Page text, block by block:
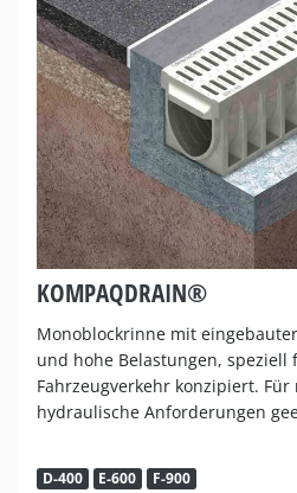
KOMPAQDRAIN®
Monoblockrinne mit
und hohe Belastungen, speziell
Fahrzeugverkehr konzipiert.
hydraulische Anforderungen
D-400 E-600 F-900